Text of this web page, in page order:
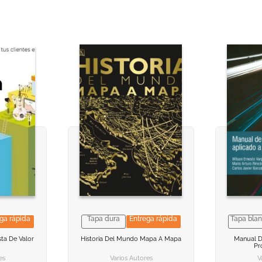
rápida
De Valor
VER INFORMACION
VER INFORMACION
Tapa dura Entrega rápida
Historia Del Mundo Mapa A Mapa
Varios Autores
Tapa
Manual